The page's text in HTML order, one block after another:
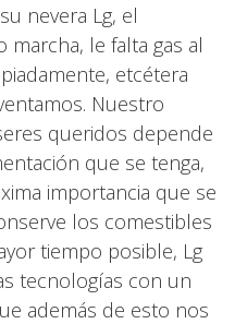
nevera Lg, el
le falta gas al
etcétera
Nuestro
queridos depende
que se tenga,
importancia que se
los comestibles
tiempo posible, Lg
tecnologías con un
además de esto nos